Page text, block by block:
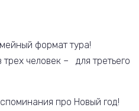
формат тура!
человек – для третьего
про Новый год!